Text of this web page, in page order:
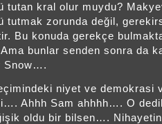
tutan kral olur muydu?
tutmak zorunda değil,
Bu konuda gerekçe
bunlar senden sonra da
Snow….
niyet ve demokrasi
Ahhh Sam ahhhh…. O
oldu bir bilsen….